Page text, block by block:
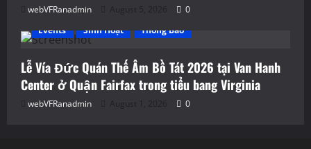
webVFRanadmin August 5, 2026
0
Events
Sinh Hoạt Thông Báo
Lễ Vía Đức Quán Thế Âm Bồ Tát 2026 tại Van Hanh
Center ở Quận Fairfax trong tiểu bang Virginia
webVFRanadmin August 1, 2026 0